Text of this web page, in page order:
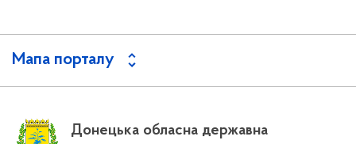
Мапа порталу
Донецька обласна державна